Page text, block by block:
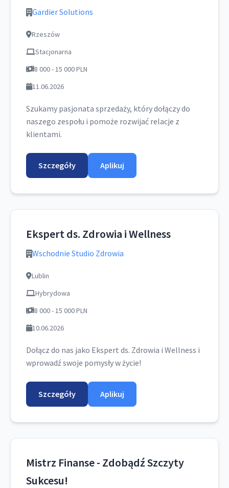
Gardier Solutions
Rzeszów
Stacjonarna
8 000 - 15 000 PLN
11.06.2026
Szukamy pasjonata sprzedaży, który dołączy do
naszego zespołu i pomoże rozwijać relacje z
klientami.
Szczegóły Aplikuj
Ekspert ds. Zdrowia i Wellness
Wschodnie Studio Zdrowia
Lublin
Hybrydowa
8 000 - 15 000 PLN
10.06.2026
Dołącz do nas jako Ekspert ds. Zdrowia i Wellness i
wprowadź swoje pomysły w życie!
Szczegóły Aplikuj
Mistrz Finanse - Zdobądź Szczyty
Sukcesu!